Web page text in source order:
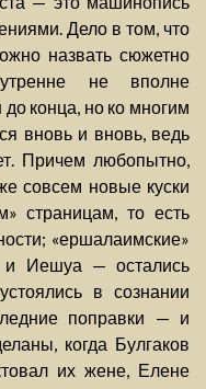
Дело в том, что
назвать сюжетно
не вполне
конца, но ко многим
вновь и вновь, ведь
Причем любопытно,
совсем новые куски
страницам, то есть
«ершалаимские»
Иешуа — остались
в сознании
поправки — и
когда Булгаков
их жене, Елене